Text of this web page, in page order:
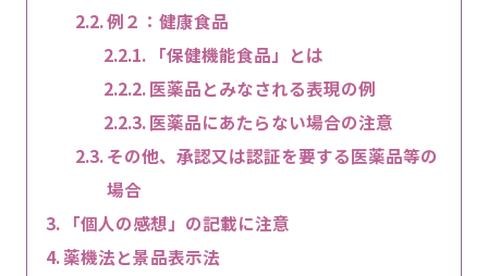
例２：健康食品
「保健機能食品」とは
医薬品とみなされる表現の例
医薬品にあたらない場合の注意
その他、承認又は認証を要する医薬品等の
場合
「個人の感想」の記載に注意
薬機法と景品表示法